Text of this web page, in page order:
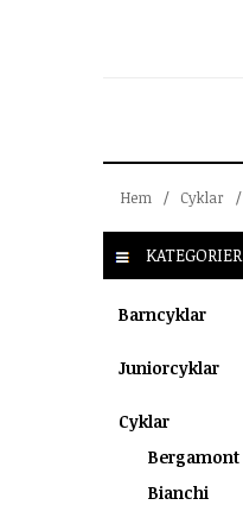
Hem / Cyklar /
KATEGORIER
Barncyklar
Juniorcyklar
Cyklar
Bergamont
Bianchi